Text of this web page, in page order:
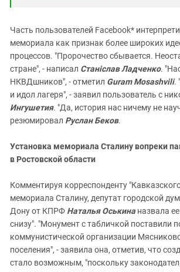
Часть пользователей Facebook*
мемориала как признак более широких
процессов. "Пророчество сбывается.
стране", - написал Станіслав Ладченко.
НКВДшников", - отметил Guram Mosashvili.
и идол лагеря", - заявил пользователь с
Ингушетия. "Да, история нас ничему не
резюмировал Руслан Беков.
Установка мемориала Сталину вопреки
в Ростовской области
Комментируя корреспонденту
мемориала Сталину, депутат городской
Дону от КПРФ Наталья Оськина назвала
снизу". "Монумент с табличкой поставили
коммунистической организации
поселения", - заявила она, отметив, что
стало возможным, "поскольку